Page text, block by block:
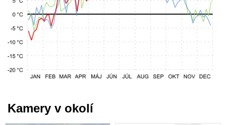
Kamery v okolí